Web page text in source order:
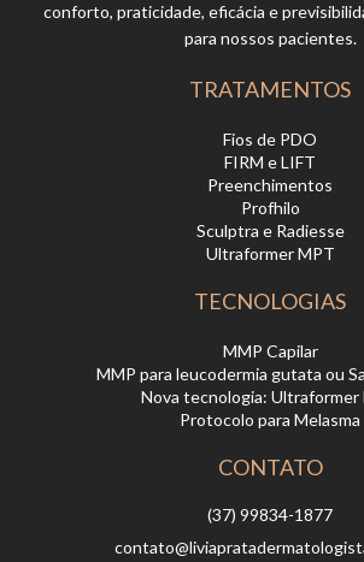
conforto, praticidade, eficácia e
para nossos pacientes.
TRATAMENTOS
Fios de PDO
FIRM e LIFT
Preenchimentos
Profhilo
Sculptra e Radiesse
Ultraformer MPT
TECNOLOGIAS
MMP Capilar
MMP para leucodermia gutata ou
Nova tecnologia: Ultraformer
Protocolo para Melasma
CONTATO
(37) 99834-1877